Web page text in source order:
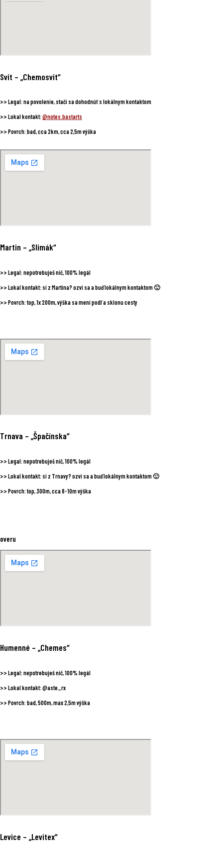
Svit – „Chemosvit“
>> Legal: na povolenie, stačí sa dohodnúť s lokálnym kontaktom
>> Lokal kontakt: @notes.bastarts
>> Povrch: bad, cca 2km, cca 2,5m výška
Martin – „Slimák“
>> Legal: nepotrebuješ nič, 100% legál
>> Lokal kontakt: si z Martina? ozvi sa a buď lokálnym kontaktom 🙂
>> Povrch: top, 1x 200m, výška sa mení podľa sklonu cesty
Trnava – „Špačínska“
>> Legal: nepotrebuješ nič, 100% legál
>> Lokal kontakt: si z Trnavy? ozvi sa a buď lokálnym kontaktom 🙂
>> Povrch: top, 300m, cca 8-10m výška
overu
Humenné – „Chemes“
>> Legal: nepotrebuješ nič, 100% legál
>> Lokal kontakt: @aste_rx
>> Povrch: bad, 500m, max 2,5m výška
Levice – „Levitex“